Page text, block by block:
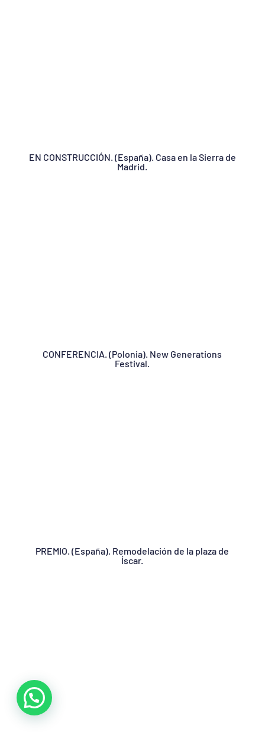
EN CONSTRUCCIÓN. (España). Casa en la Sierra de
Madrid.
CONFERENCIA. (Polonia). New Generations
Festival.
PREMIO. (España). Remodelación de la plaza de
Íscar.